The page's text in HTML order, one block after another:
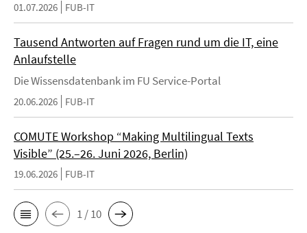
01.07.2026 FUB-IT
Tausend Antworten auf Fragen rund um die IT, eine
Anlaufstelle
Die Wissensdatenbank im FU Service-Portal
20.06.2026 FUB-IT
COMUTE Workshop “Making Multilingual Texts
Visible” (25.–26. Juni 2026, Berlin)
19.06.2026 FUB-IT
1 / 10